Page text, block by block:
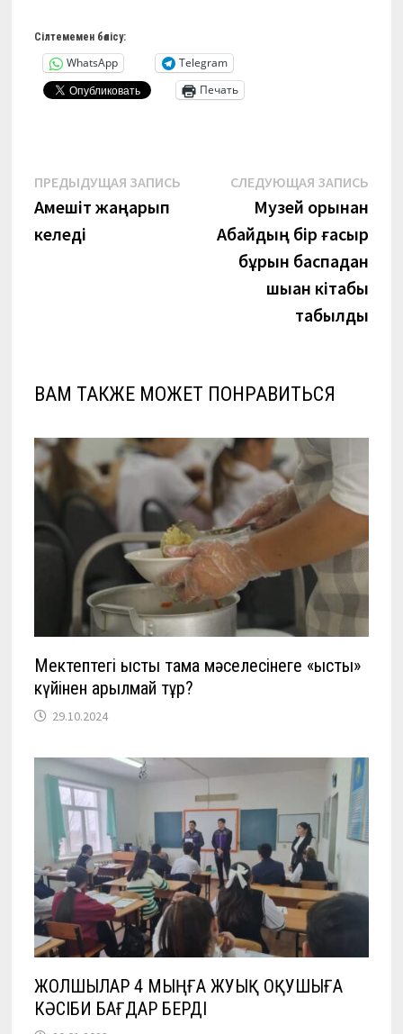
Сілтемемен бөлісу:
WhatsApp
Telegram
Печать
Навигация
по
записям
ПРЕДЫДУЩАЯ ЗАПИСЬПредыдущая
Ақмешіт жаңарып
келеді
СЛЕДУЮЩАЯ ЗАПИСЬ
Музей қорынан
Абайдың бір ғасыр
бұрын баспадан
шыққан кітабы
табылды
ВАМ ТАКЖЕ МОЖЕТ ПОНРАВИТЬСЯ
Мектептегі ыстық тамақ мәселесінеге «ыстық»
күйінен арылмай тұр?
29.10.2024
ЖОЛШЫЛАР 4 МЫҢҒА ЖУЫҚ ОҚУШЫҒА
КӘСІБИ БАҒДАР БЕРДІ